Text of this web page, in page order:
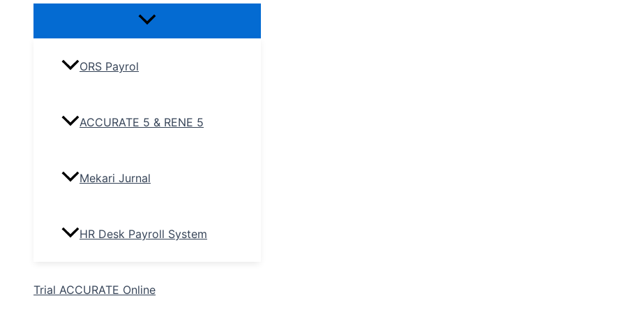
ORS Payrol
ACCURATE 5 & RENE 5
Mekari Jurnal
HR Desk Payroll System
Trial ACCURATE Online